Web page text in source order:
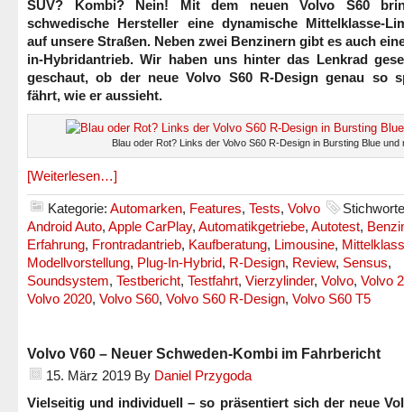
SUV? Kombi? Nein! Mit dem neuen Volvo S60
schwedische Hersteller eine dynamische Mittelklasse-
auf unsere Straßen. Neben zwei Benzinern gibt es auch
in-Hybridantrieb. Wir haben uns hinter das Lenkrad
geschaut, ob der neue Volvo S60 R-Design genau so
fährt, wie er aussieht.
Blau oder Rot? Links der Volvo S60 R-Design in Bursting Blue
[Weiterlesen…]
Kategorie: Automarken, Features, Tests, Volvo
Android Auto, Apple CarPlay, Automatikgetriebe, Autotest,
Erfahrung, Frontradantrieb, Kaufberatung, Limousine,
Modellvorstellung, Plug-In-Hybrid, R-Design, Review, Sensus,
Soundsystem, Testbericht, Testfahrt, Vierzylinder, Volvo, Volvo
Volvo 2020, Volvo S60, Volvo S60 R-Design, Volvo S60 T5
Volvo V60 – Neuer Schweden-Kombi im Fahrbericht
15. März 2019 By Daniel Przygoda
Vielseitig und individuell – so präsentiert sich der neue